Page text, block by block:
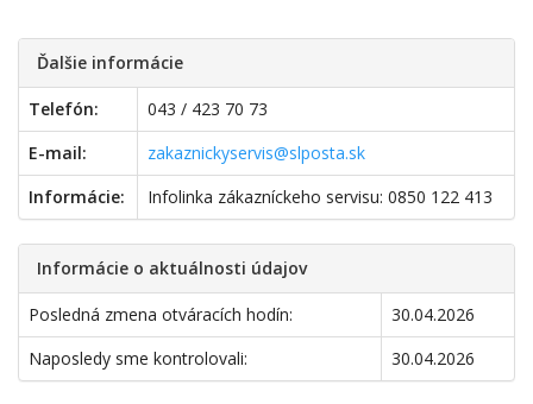
Ďalšie informácie
Telefón:
043 / 423 70 73
E-mail:
zakaznickyservis@slposta.sk
Informácie:
Infolinka zákazníckeho servisu: 0850 122 413
Informácie o aktuálnosti údajov
Posledná zmena otváracích hodín:
30.04.2026
Naposledy sme kontrolovali:
30.04.2026